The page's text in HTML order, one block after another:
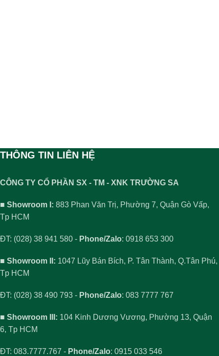
THÔNG TIN LIÊN HỆ
CÔNG TY CỔ PHẦN SX - TM - XNK TRƯỜNG SA
■ Showroom I: 883 Phan Văn Trị, Phường 7, Quận Gò Vấp,
Tp HCM
ĐT: (028) 38 941 580 - Phone/Zalo: 0918 653 300
■ Showroom II: 1047 Lũy Bán Bích, P. Tân Thành, Q.Tân Phú,
Tp HCM
ĐT: (028) 38 490 793 - Phone/Zalo: 083 7777 767
■ Showroom III: 104 Kinh Dương Vương, Phường 13, Quận
6, Tp HCM
ĐT: 083.7777.767 - Phone/Zalo: 0915 033 546